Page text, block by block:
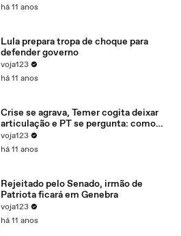
há 11 anos
Lula prepara tropa de choque para
defender governo
voja123
há 11 anos
Crise se agrava, Temer cogita deixar
articulação e PT se pergunta: como
recompor o governo?
voja123
há 11 anos
Rejeitado pelo Senado, irmão de
Patriota ficará em Genebra
voja123
há 11 anos